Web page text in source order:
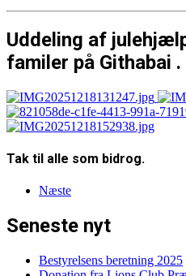
Uddeling af
familer på Githabai .
Tak til alle som bidrog.
Næste
Seneste nyt
Bestyrelsens beretning 2025